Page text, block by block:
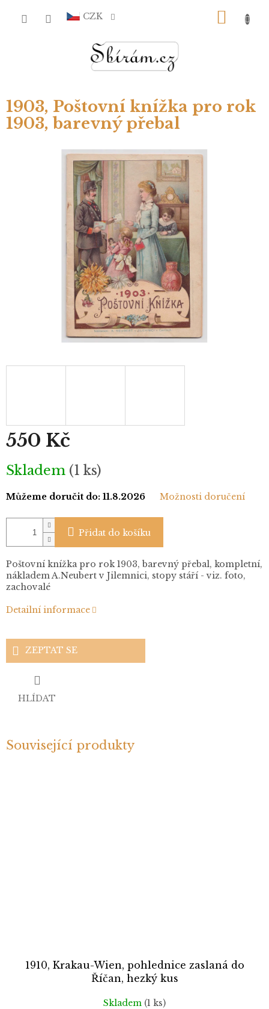
CZK
1903, Poštovní knížka pro rok
1903, barevný přebal
550 Kč
Měrná
cena:
Skladem (1 ks)
Můžeme doručit do: 11.8.2026 Možnosti doručení
Přidat do košíku
Poštovní knížka pro rok 1903, barevný přebal, kompletní,
nákladem A.Neubert v Jilemnici, stopy stáří - viz. foto,
zachovalé
Detailní informace
ZEPTAT SE
HLÍDAT
Související produkty
1910, Krakau-Wien, pohlednice zaslaná do
Říčan, hezký kus
Skladem (1 ks)